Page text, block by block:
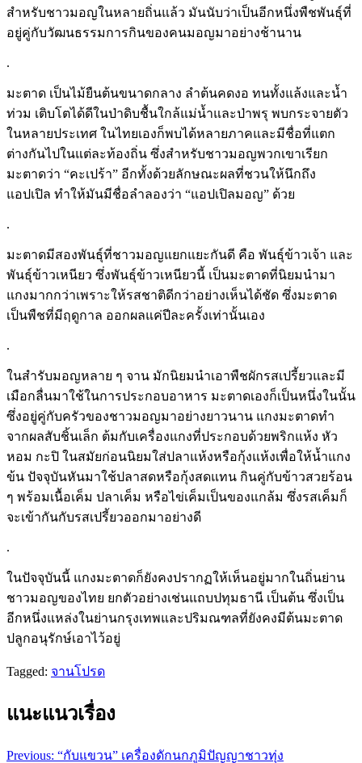
สำหรับชาวมอญในหลายถิ่นแล้ว มันนับว่าเป็นอีกหนึ่งพืชพันธุ์ที่
อยู่คู่กับวัฒนธรรมการกินของคนมอญมาอย่างช้านาน
.
มะตาด เป็นไม้ยืนต้นขนาดกลาง ลำต้นคดงอ ทนทั้งแล้งและน้ำ
ท่วม เติบโตได้ดีในป่าดิบชื้นใกล้แม่น้ำและป่าพรุ พบกระจายตัว
ในหลายประเทศ ในไทยเองก็พบได้หลายภาคและมีชื่อที่แตก
ต่างกันไปในแต่ละท้องถิ่น ซึ่งสำหรับชาวมอญพวกเขาเรียก
มะตาดว่า “คะเปร้า” อีกทั้งด้วยลักษณะผลที่ชวนให้นึกถึง
แอปเปิล ทำให้มันมีชื่อลำลองว่า “แอปเปิลมอญ” ด้วย
.
มะตาดมีสองพันธุ์ที่ชาวมอญแยกแยะกันดี คือ พันธุ์ข้าวเจ้า และ
พันธุ์ข้าวเหนียว ซึ่งพันธุ์ข้าวเหนียวนี้ เป็นมะตาดที่นิยมนำมา
แกงมากกว่าเพราะให้รสชาติดีกว่าอย่างเห็นได้ชัด ซึ่งมะตาด
เป็นพืชที่มีฤดูกาล ออกผลแค่ปีละครั้งเท่านั้นเอง
.
ในสำรับมอญหลาย ๆ จาน มักนิยมนำเอาพืชผักรสเปรี้ยวและมี
เมือกลื่นมาใช้ในการประกอบอาหาร มะตาดเองก็เป็นหนึ่งในนั้น
ซึ่งอยู่คู่กับครัวของชาวมอญมาอย่างยาวนาน แกงมะตาดทำ
จากผลสับชิ้นเล็ก ต้มกับเครื่องแกงที่ประกอบด้วยพริกแห้ง หัว
หอม กะปิ ในสมัยก่อนนิยมใส่ปลาแห้งหรือกุ้งแห้งเพื่อให้น้ำแกง
ข้น ปัจจุบันหันมาใช้ปลาสดหรือกุ้งสดแทน กินคู่กับข้าวสวยร้อน
ๆ พร้อมเนื้อเค็ม ปลาเค็ม หรือไข่เค็มเป็นของแกล้ม ซึ่งรสเค็มก็
จะเข้ากันกับรสเปรี้ยวออกมาอย่างดี
.
ในปัจจุบันนี้ แกงมะตาดก็ยังคงปรากฏให้เห็นอยู่มากในถิ่นย่าน
ชาวมอญของไทย ยกตัวอย่างเช่นแถบปทุมธานี เป็นต้น ซึ่งเป็น
อีกหนึ่งแหล่งในย่านกรุงเทพและปริมณฑลที่ยังคงมีต้นมะตาด
ปลูกอนุรักษ์เอาไว้อยู่
Tagged: จานโปรด
แนะแนวเรื่อง
Previous: “กับแขวน” เครื่องดักนกภูมิปัญญาชาวทุ่ง